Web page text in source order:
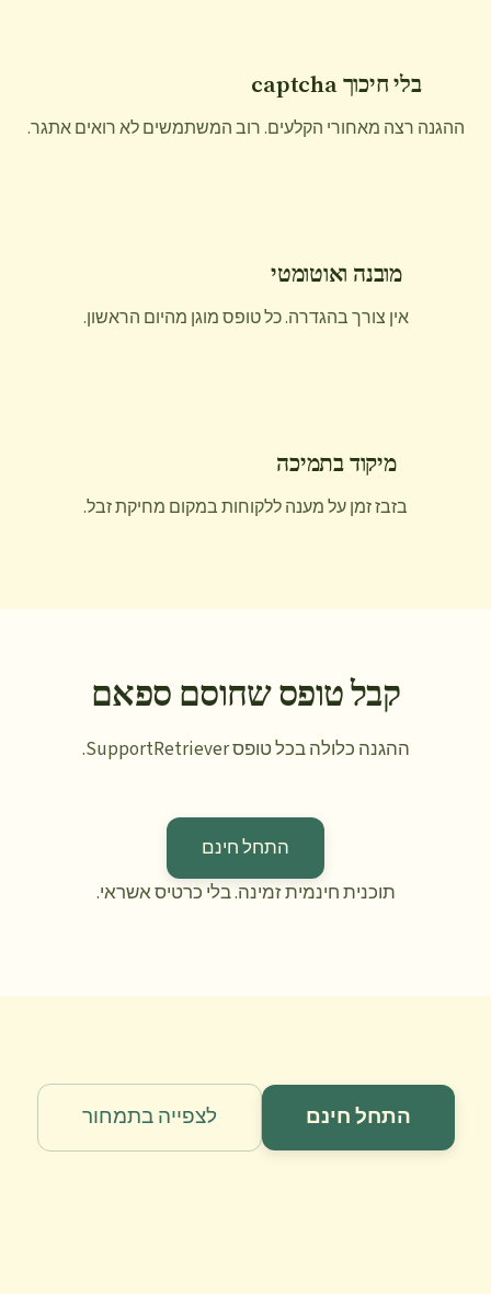
בלי חיכוך captcha
ההגנה רצה מאחורי הקלעים. רוב המשתמשים לא רואים אתגר.
מובנה ואוטומטי
אין צורך בהגדרה. כל טופס מוגן מהיום הראשון.
מיקוד בתמיכה
בזבז זמן על מענה ללקוחות במקום מחיקת זבל.
קבל טופס שחוסם ספאם
ההגנה כלולה בכל טופס SupportRetriever.
התחל חינם
תוכנית חינמית זמינה. בלי כרטיס אשראי.
התחל חינם לצפייה בתמחור